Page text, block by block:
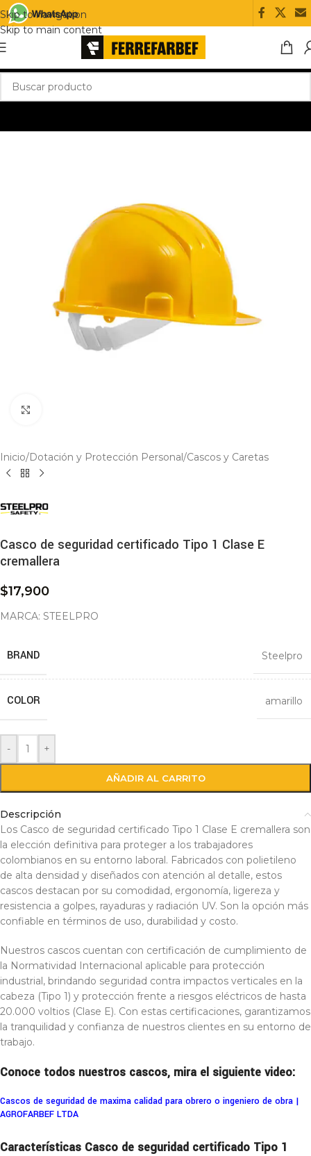
Skip to navigation
Skip to main content
Inicio/Dotación y Protección Personal/Cascos y Caretas
Casco de seguridad certificado Tipo 1 Clase E
cremallera
$17,900
MARCA: STEELPRO
BRAND Steelpro
COLOR amarillo
- +
AÑADIR AL CARRITO
Descripción
Los Casco de seguridad certificado Tipo 1 Clase E cremallera son
la elección definitiva para proteger a los trabajadores
colombianos en su entorno laboral. Fabricados con polietileno
de alta densidad y diseñados con atención al detalle, estos
cascos destacan por su comodidad, ergonomía, ligereza y
resistencia a golpes, rayaduras y radiación UV. Son la opción más
confiable en términos de uso, durabilidad y costo.
Nuestros cascos cuentan con certificación de cumplimiento de
la Normatividad Internacional aplicable para protección
industrial, brindando seguridad contra impactos verticales en la
cabeza (Tipo 1) y protección frente a riesgos eléctricos de hasta
20.000 voltios (Clase E). Con estas certificaciones, garantizamos
la tranquilidad y confianza de nuestros clientes en su entorno de
trabajo.
Conoce todos nuestros cascos, mira el siguiente video:
Cascos de seguridad de maxima calidad para obrero o ingeniero de obra |
AGROFARBEF LTDA
Características Casco de seguridad certificado Tipo 1